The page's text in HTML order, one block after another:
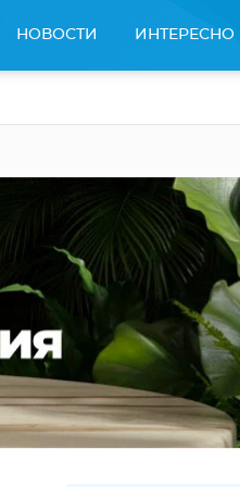
НОВОСТИ ИНТЕРЕСНО